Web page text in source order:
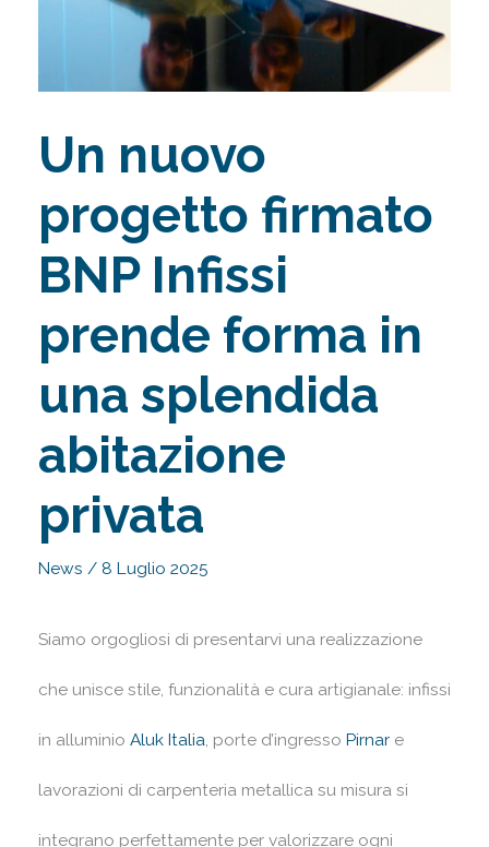
Un nuovo
progetto firmato
BNP Infissi
prende forma in
una splendida
abitazione
privata
News / 8 Luglio 2025
Siamo orgogliosi di presentarvi una realizzazione
che unisce stile, funzionalità e cura artigianale: infissi
in alluminio Aluk Italia, porte d’ingresso Pirnar e
lavorazioni di carpenteria metallica su misura si
integrano perfettamente per valorizzare ogni